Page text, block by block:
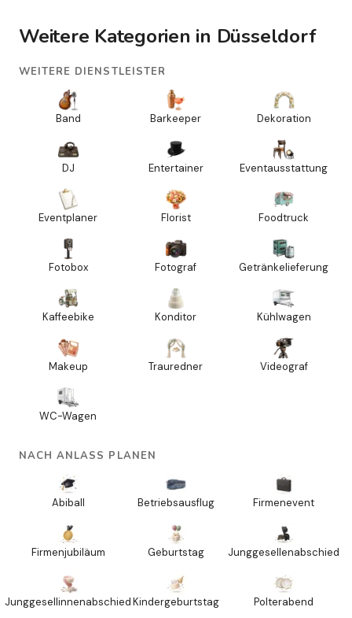
Weitere Kategorien in Düsseldorf
WEITERE DIENSTLEISTER
Band Barkeeper Dekoration
DJ Entertainer Eventausstattung
Eventplaner Florist Foodtruck
Fotobox Fotograf Getränkelieferung
Kaffeebike Konditor Kühlwagen
Makeup Trauredner Videograf
WC-Wagen
NACH ANLASS PLANEN
Abiball Betriebsausflug Firmenevent
Firmenjubiläum Geburtstag Junggesellenabschied
JunggesellinnenabschiedKindergeburtstag Polterabend